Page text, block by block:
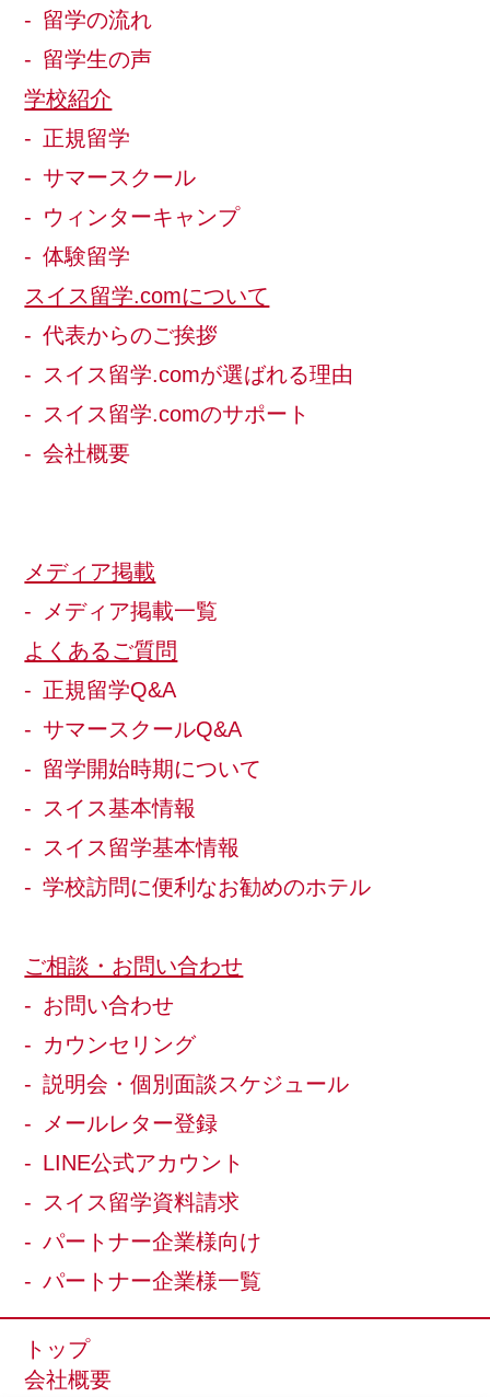
留学の流れ
留学生の声
学校紹介
正規留学
サマースクール
ウィンターキャンプ
体験留学
スイス留学.comについて
代表からのご挨拶
スイス留学.comが選ばれる理由
スイス留学.comのサポート
会社概要
メディア掲載
メディア掲載一覧
よくあるご質問
正規留学Q&A
サマースクールQ&A
留学開始時期について
スイス基本情報
スイス留学基本情報
学校訪問に便利なお勧めのホテル
ご相談・お問い合わせ
お問い合わせ
カウンセリング
説明会・個別面談スケジュール
メールレター登録
LINE公式アカウント
スイス留学資料請求
パートナー企業様向け
パートナー企業様一覧
トップ
会社概要